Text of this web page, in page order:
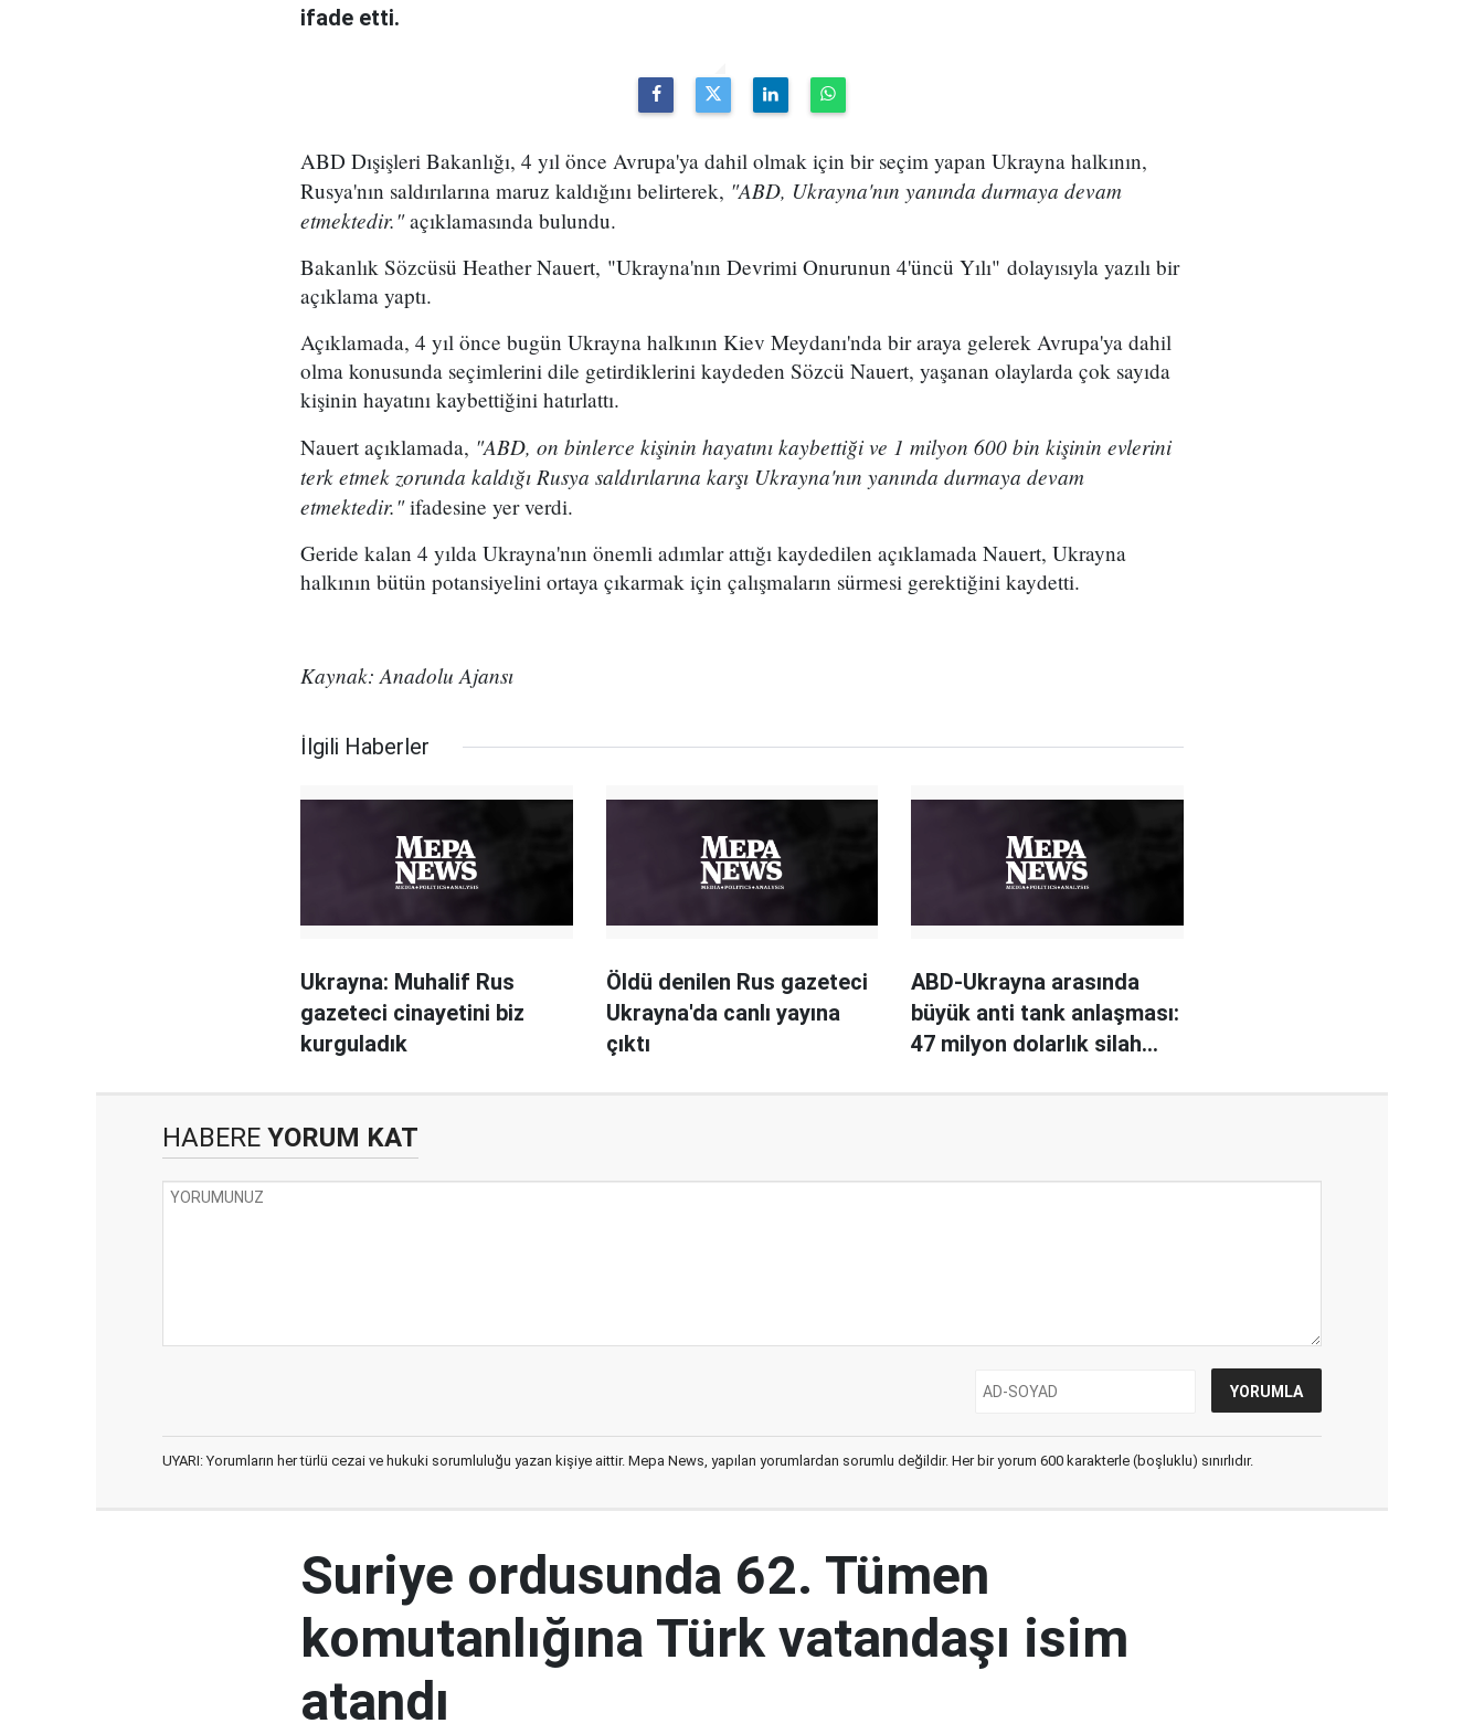
ifade etti.
ABD Dışişleri Bakanlığı, 4 yıl önce Avrupa'ya dahil olmak için bir seçim yapan Ukrayna halkının,
Rusya'nın saldırılarına maruz kaldığını belirterek, "ABD, Ukrayna'nın yanında durmaya devam
etmektedir."açıklamasında bulundu.
Bakanlık Sözcüsü Heather Nauert, "Ukrayna'nın Devrimi Onurunun 4'üncü Yılı" dolayısıyla yazılı bir
açıklama yaptı.
Açıklamada, 4 yıl önce bugün Ukrayna halkının Kiev Meydanı'nda bir araya gelerek Avrupa'ya dahil
olma konusunda seçimlerini dile getirdiklerini kaydeden Sözcü Nauert, yaşanan olaylarda çok sayıda
kişinin hayatını kaybettiğini hatırlattı.
Nauert açıklamada, "ABD, on binlerce kişinin hayatını kaybettiği ve 1 milyon 600 bin kişinin evlerini
terk etmek zorunda kaldığı Rusya saldırılarına karşı Ukrayna'nın yanında durmaya devam
etmektedir."ifadesine yer verdi.
Geride kalan 4 yılda Ukrayna'nın önemli adımlar attığı kaydedilen açıklamada Nauert, Ukrayna
halkının bütün potansiyelini ortaya çıkarmak için çalışmaların sürmesi gerektiğini kaydetti.
Kaynak: Anadolu Ajansı
İlgili Haberler
Ukrayna: Muhalif Rus
gazeteci cinayetini biz
kurguladık
Öldü denilen Rus gazeteci
Ukrayna'da canlı yayına
çıktı
ABD-Ukrayna arasında
büyük anti tank anlaşması:
47 milyon dolarlık silah
HABERE YORUM KAT
UYARI: Yorumların her türlü cezai ve hukuki sorumluluğu yazan kişiye aittir. Mepa News, yapılan yorumlardan sorumlu değildir. Her bir yorum 600 karakterle (boşluklu) sınırlıdır.
Suriye ordusunda 62. Tümen
komutanlığına Türk vatandaşı isim
atandı